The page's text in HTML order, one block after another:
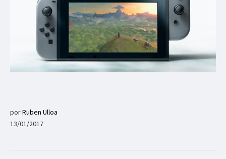
porRuben Ulloa
13/01/2017